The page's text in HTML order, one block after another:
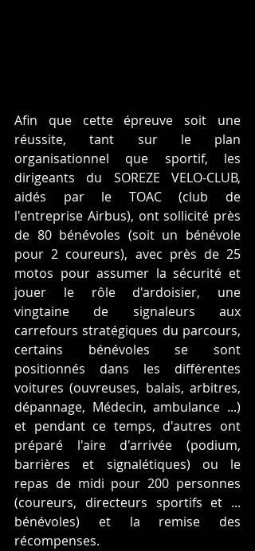
Afin que cette épreuve soit une
réussite, tant sur le plan
organisationnel que sportif, les
dirigeants du SOREZE VELO-CLUB,
aidés par le TOAC (club de
l'entreprise Airbus), ont sollicité près
de 80 bénévoles (soit un bénévole
pour 2 coureurs), avec près de 25
motos pour assumer la sécurité et
jouer le rôle d'ardoisier, une
vingtaine de signaleurs aux
carrefours stratégiques du parcours,
certains bénévoles se sont
positionnés dans les différentes
voitures (ouvreuses, balais, arbitres,
dépannage, Médecin, ambulance ...)
et pendant ce temps, d'autres ont
préparé l'aire d'arrivée (podium,
barrières et signalétiques) ou le
repas de midi pour 200 personnes
(coureurs, directeurs sportifs et ...
bénévoles) et la remise des
récompenses.